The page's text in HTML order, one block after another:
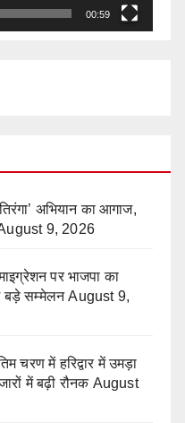
00:59
अभियान का आगाज,
9, 2026
पर भाजपा का
बड़े सम्मेलन August 9,
चरण में हरिद्वार में उमड़ा
में बढ़ी रौनक August